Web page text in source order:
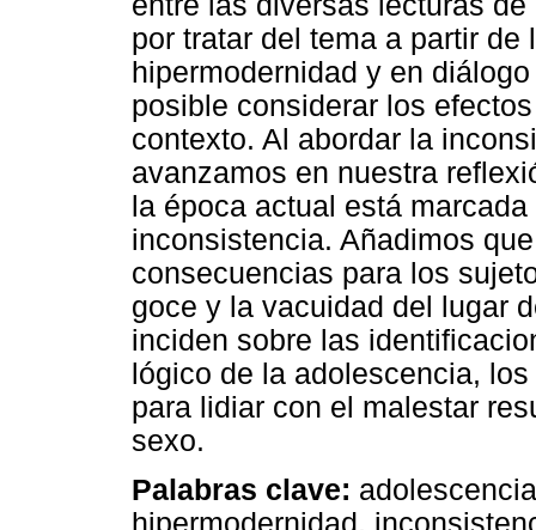
por tratar del tema a partir de
hipermodernidad y en
posible considerar los
contexto. Al abordar la
avanzamos en nuestra
la época actual está
inconsistencia. Añadimos
consecuencias para los
goce y la vacuidad del lugar
inciden sobre las
lógico de la adolescencia,
para lidiar con el malestar
sexo.
Palabras clave: